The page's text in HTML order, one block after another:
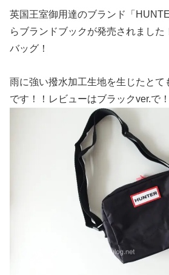
英国王室御用達のブランド「
らブランドブックが発売されました
バッグ！
雨に強い撥水加工生地を生じたとて
です！！レビューはブラックver.で！